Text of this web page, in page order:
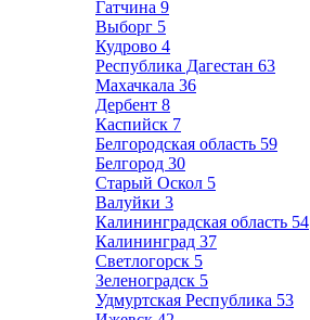
Гатчина 9
Выборг 5
Кудрово 4
Республика Дагестан 63
Махачкала 36
Дербент 8
Каспийск 7
Белгородская область 59
Белгород 30
Старый Оскол 5
Валуйки 3
Калининградская область 54
Калининград 37
Светлогорск 5
Зеленоградск 5
Удмуртская Республика 53